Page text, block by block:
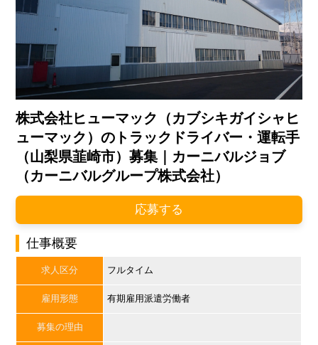
株式会社ヒューマック（カブシキガイシャヒ
ューマック）のトラックドライバー・運転手
（山梨県韮崎市）募集｜カーニバルジョブ
（カーニバルグループ株式会社）
応募する
仕事概要
求人区分 フルタイム
雇用形態 有期雇用派遣労働者
募集の理由